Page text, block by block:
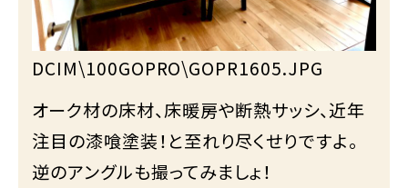
DCIM\100GOPRO\GOPR1605.JPG
オーク材の床材、床暖房や断熱サッシ、近年
注目の漆喰塗装！と至れり尽くせりですよ。
逆のアングルも撮ってみましょ！